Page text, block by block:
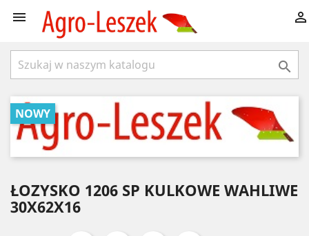
 

NOWY
ŁOZYSKO 1206 SP KULKOWE WAHLIWE
30X62X16